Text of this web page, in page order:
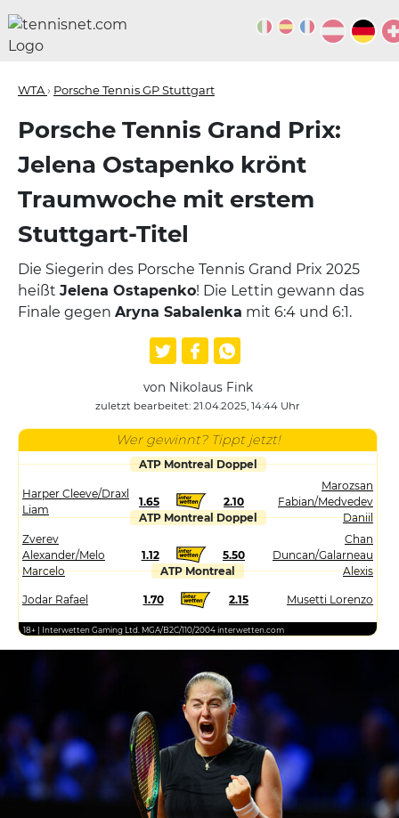
WTA› Porsche Tennis GP Stuttgart
Porsche Tennis Grand Prix:
Jelena Ostapenko krönt
Traumwoche mit erstem
Stuttgart-Titel
Die Siegerin des Porsche Tennis Grand Prix 2025
heißt Jelena Ostapenko! Die Lettin gewann das
Finale gegen Aryna Sabalenka mit 6:4 und 6:1.
von Nikolaus Fink
zuletzt bearbeitet: 21.04.2025, 14:44 Uhr
Wer gewinnt? Tippt jetzt!
ATP Montreal Doppel
Harper Cleeve/Draxl
Liam
1.65 2.10
Marozsan
Fabian/Medvedev
Daniil
ATP Montreal Doppel
Zverev
Alexander/Melo
Marcelo
1.12 5.50
Chan
Duncan/Galarneau
Alexis
ATP Montreal
Jodar Rafael 1.70 2.15 Musetti Lorenzo
18+ | Interwetten Gaming Ltd. MGA/B2C/110/2004 interwetten.com